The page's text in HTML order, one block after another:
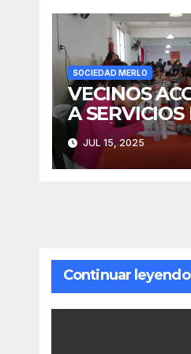
SOCIEDAD MERLO
VECINOS
A SERVICIOS
ESTÉTICA
COSTO
JUL 15, 2025
Continuar